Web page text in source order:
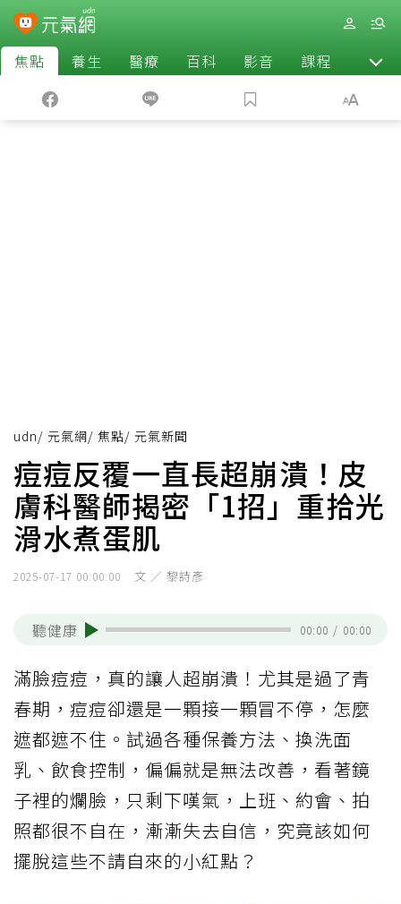
焦點 養生 醫療 百科 影音 課程 退休
udn/ 元氣網/ 焦點/ 元氣新聞
痘痘反覆一直長超崩潰！皮
膚科醫師揭密「1招」重拾光
滑水煮蛋肌
2025-07-17 00:00:00 文 ／ 黎詩彥
聽健康 00:00 / 00:00
滿臉痘痘，真的讓人超崩潰！尤其是過了青
春期，痘痘卻還是一顆接一顆冒不停，怎麼
遮都遮不住。試過各種保養方法、換洗面
乳、飲食控制，偏偏就是無法改善，看著鏡
子裡的爛臉，只剩下嘆氣，上班、約會、拍
照都很不自在，漸漸失去自信，究竟該如何
擺脫這些不請自來的小紅點？